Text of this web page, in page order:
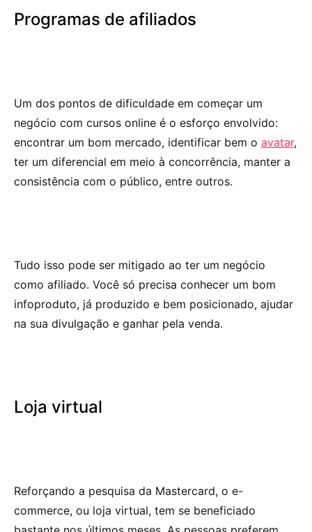
Programas de afiliados
Um dos pontos de dificuldade em começar um
negócio com cursos online é o esforço envolvido:
encontrar um bom mercado, identificar bem o avatar,
ter um diferencial em meio à concorrência, manter a
consistência com o público, entre outros.
Tudo isso pode ser mitigado ao ter um negócio
como afiliado. Você só precisa conhecer um bom
infoproduto, já produzido e bem posicionado, ajudar
na sua divulgação e ganhar pela venda.
Loja virtual
Reforçando a pesquisa da Mastercard, o e-
commerce, ou loja virtual, tem se beneficiado